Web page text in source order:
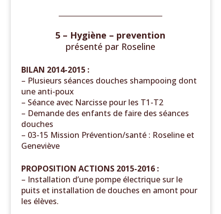
5 – Hygiène – prevention
présenté par Roseline
BILAN 2014-2015 :
– Plusieurs séances douches shampooing dont
une anti-poux
– Séance avec Narcisse pour les T1-T2
– Demande des enfants de faire des séances
douches
– 03-15 Mission Prévention/santé : Roseline et
Geneviève
PROPOSITION ACTIONS 2015-2016 :
– Installation d’une pompe électrique sur le
puits et installation de douches en amont pour
les élèves.